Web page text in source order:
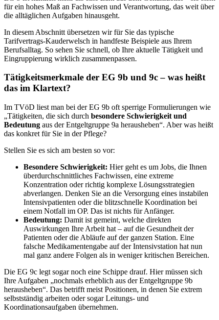
für ein hohes Maß an Fachwissen und Verantwortung, das weit über
die alltäglichen Aufgaben hinausgeht.
In diesem Abschnitt übersetzen wir für Sie das typische
Tarifvertrags-Kauderwelsch in handfeste Beispiele aus Ihrem
Berufsalltag. So sehen Sie schnell, ob Ihre aktuelle Tätigkeit und
Eingruppierung wirklich zusammenpassen.
Tätigkeitsmerkmale der EG 9b und 9c – was heißt
das im Klartext?
Im TVöD liest man bei der EG 9b oft sperrige Formulierungen wie
„Tätigkeiten, die sich durch besondere Schwierigkeit und
Bedeutung aus der Entgeltgruppe 9a herausheben“. Aber was heißt
das konkret für Sie in der Pflege?
Stellen Sie es sich am besten so vor:
Besondere Schwierigkeit: Hier geht es um Jobs, die Ihnen
überdurchschnittliches Fachwissen, eine extreme
Konzentration oder richtig komplexe Lösungsstrategien
abverlangen. Denken Sie an die Versorgung eines instabilen
Intensivpatienten oder die blitzschnelle Koordination bei
einem Notfall im OP. Das ist nichts für Anfänger.
Bedeutung: Damit ist gemeint, welche direkten
Auswirkungen Ihre Arbeit hat – auf die Gesundheit der
Patienten oder die Abläufe auf der ganzen Station. Eine
falsche Medikamentengabe auf der Intensivstation hat nun
mal ganz andere Folgen als in weniger kritischen Bereichen.
Die EG 9c legt sogar noch eine Schippe drauf. Hier müssen sich
Ihre Aufgaben „nochmals erheblich aus der Entgeltgruppe 9b
herausheben“. Das betrifft meist Positionen, in denen Sie extrem
selbstständig arbeiten oder sogar Leitungs- und
Koordinationsaufgaben übernehmen.